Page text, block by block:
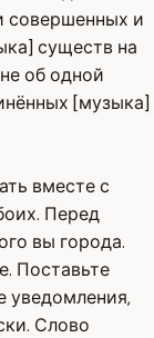
совершенных и
существ на
об одной
[музыка]
вместе с
Перед
вы города.
Поставьте
уведомления,
Слово